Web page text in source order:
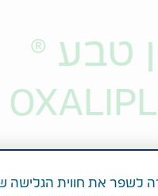
טבע ®
לשפר את חווית הגלישה